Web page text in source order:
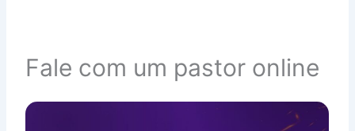
Fale com um pastor online